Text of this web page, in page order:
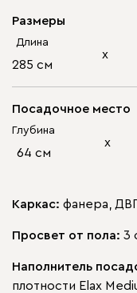
Размеры
Длина
285 см
х
Посадочное место
Глубина
64 см
х
Каркас: фанера,
Просвет от пола: 3
Наполнитель
плотности Elax